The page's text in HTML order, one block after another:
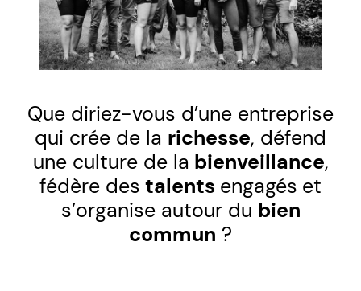
Que diriez-vous d’une entreprise
qui crée de la richesse, défend
une culture de la bienveillance,
fédère des talents engagés et
s’organise autour du bien
commun ?